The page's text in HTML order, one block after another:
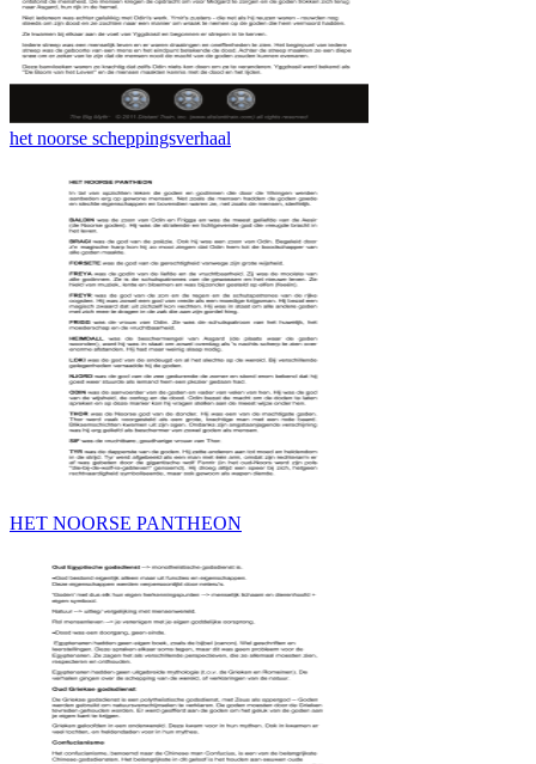
het noorse scheppingsverhaal
HET NOORSE PANTHEON